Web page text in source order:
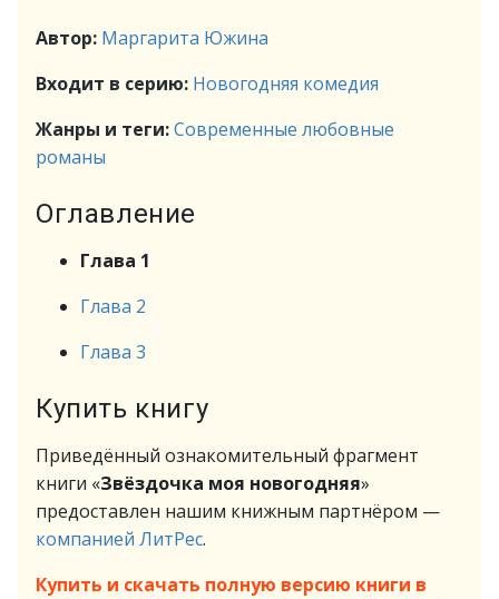
Автор: Маргарита Южина
Входит в серию: Новогодняя комедия
Жанры и теги:Современные любовные
романы
Оглавление
Глава 1
Глава 2
Глава 3
Купить книгу
Приведённый ознакомительный фрагмент
книги «Звёздочка моя новогодняя»
предоставлен нашим книжным партнёром —
компанией ЛитРес.
Купить и скачать полную версию книги в